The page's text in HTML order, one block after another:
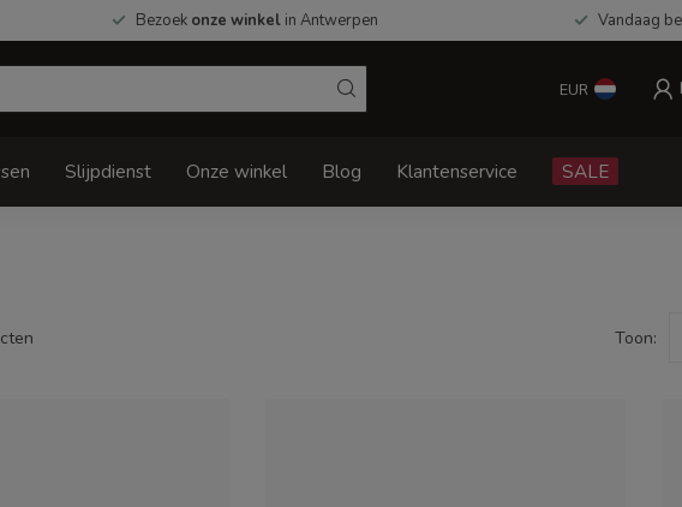
Bezoek onze winkel in Antwerpen Vandaag
EUR
Slijpdienst Onze winkel Blog Klantenservice SALE
Toon: